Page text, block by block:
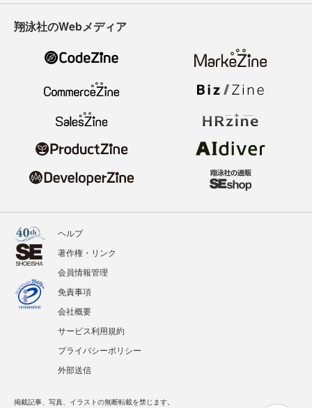
翔泳社のWebメディア
ヘルプ
著作権・リンク
会員情報管理
免責事項
会社概要
サービス利用規約
プライバシーポリシー
外部送信
掲載記事、写真、イラストの無断転載を禁じます。